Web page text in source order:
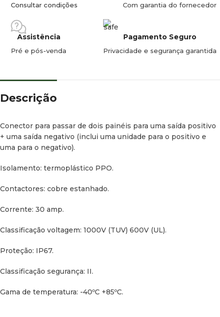
Consultar condições Com garantia do fornecedor
Assistência
Pré e pós-venda
Pagamento Seguro
Privacidade e segurança garantida
Descrição
Conector para passar de dois painéis para uma saída positivo
+ uma saída negativo (inclui uma unidade para o positivo e
uma para o negativo).
Isolamento: termoplástico PPO.
Contactores: cobre estanhado.
Corrente: 30 amp.
Classificação voltagem: 1000V (TUV) 600V (UL).
Proteção: IP67.
Classificação segurança: II.
Gama de temperatura: -40ºC +85ºC.